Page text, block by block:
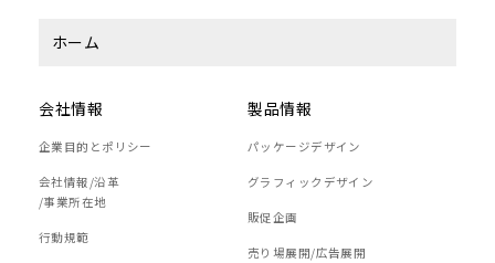
ホーム
会社情報
企業目的とポリシー
会社情報/沿革
/事業所在地
行動規範
製品情報
パッケージデザイン
グラフィックデザイン
販促企画
売り場展開/広告展開